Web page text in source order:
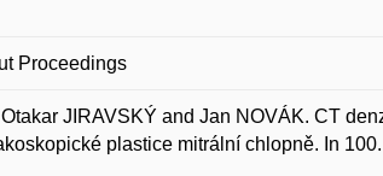
Proceedings
JIRAVSKÝ and Jan NOVÁK. CT
plastice mitrální chlopně. In